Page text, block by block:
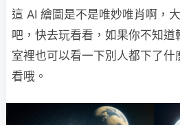
這 AI 繪圖是不是唯妙唯肖啊，
吧，快去玩看看，如果你不知
室裡也可以看一下別人都下了
看哦。